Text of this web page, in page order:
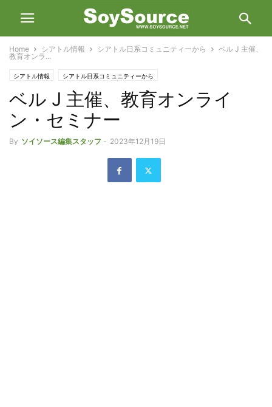
Home シアトル情報 シアトル日系コミュニティーから
ベル J 主催、
教育オンラ...
シアトル情報 シアトル日系コミュニティーから
ベル J 主催、教育オンライ
ン・セミナー
By ソイソース編集スタッフ - 2023年12月19日